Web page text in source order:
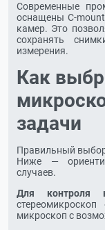
Современные
оснащены C-
камер. Это
сохранять
измерения.
Как
задачи
Правильный
Ниже —
случаев.
Для контроля
микроскоп с